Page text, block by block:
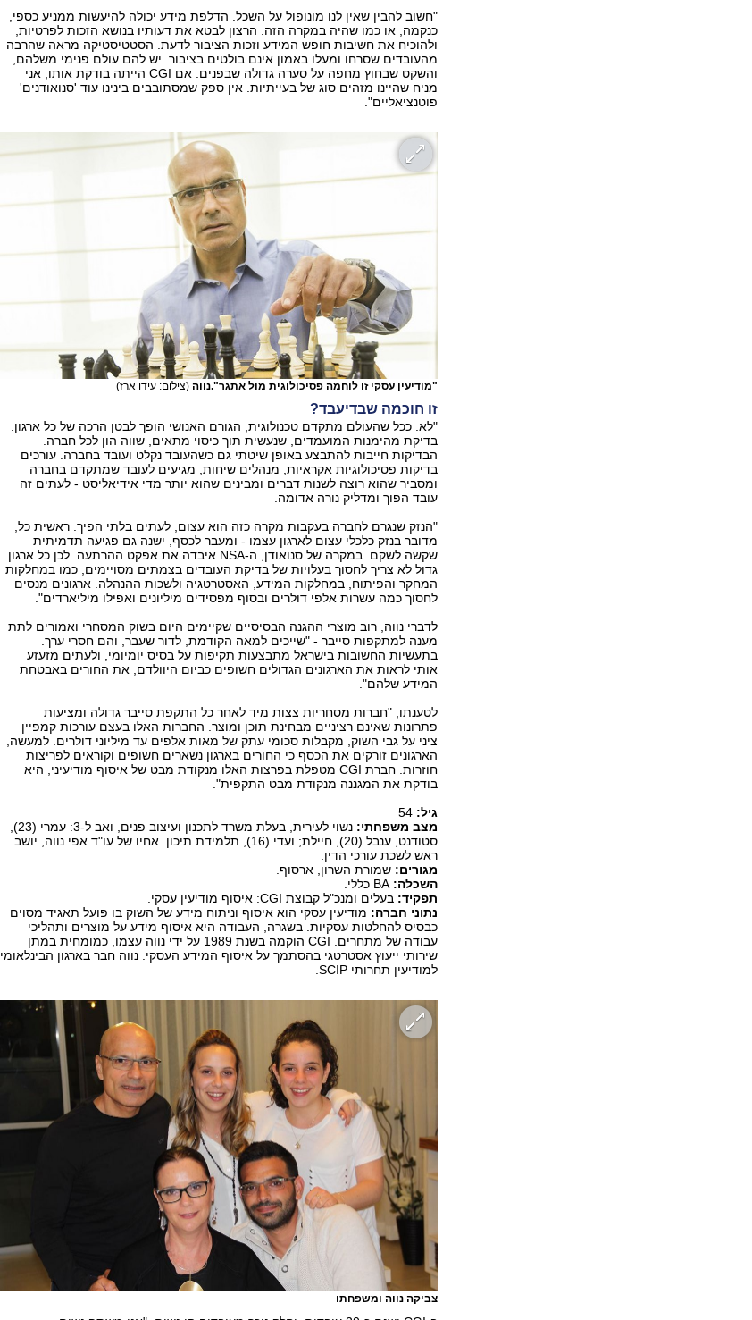
"חשוב להבין שאין לנו מונופול על השכל. הדלפת מידע יכולה להיעשות ממניע כספי,
כנקמה, או כמו שהיה במקרה הזה: הרצון לבטא את דעותיו בנושא הזכות לפרטיות,
ולהוכיח את חשיבות חופש המידע וזכות הציבור לדעת. הסטטיסטיקה מראה שהרבה
מהעובדים שסרחו ומעלו באמון אינם בולטים בציבור. יש להם עולם פנימי משלהם,
והשקט שבחוץ מחפה על סערה גדולה שבפנים. אם CGI הייתה בודקת אותו, אני
מניח שהיינו מזהים סוג של בעייתיות. אין ספק שמסתובבים בינינו עוד 'סנואודנים'
פוטנציאליים".
"מודיעין עסקי זו לוחמה פסיכולוגית מול אתגר".נווה (צילום: עידו ארז)
זו חוכמה שבדיעבד?
"לא. ככל שהעולם מתקדם טכנולוגית, הגורם האנושי הופך לבטן הרכה של כל ארגון.
בדיקת מהימנות המועמדים, שנעשית תוך כיסוי מתאים, שווה הון לכל חברה.
הבדיקות חייבות להתבצע באופן שיטתי גם כשהעובד נקלט ועובד בחברה. עורכים
בדיקות פסיכולוגיות אקראיות, מנהלים שיחות, מגיעים לעובד שמתקדם בחברה
ומסביר שהוא רוצה לשנות דברים ומבינים שהוא יותר מדי אידיאליסט - לעתים זה
עובד הפוך ומדליק נורה אדומה.
"הנזק שנגרם לחברה בעקבות מקרה כזה הוא עצום, לעתים בלתי הפיך. ראשית כל,
מדובר בנזק כלכלי עצום לארגון עצמו - ומעבר לכסף, ישנה גם פגיעה תדמיתית
שקשה לשקם. במקרה של סנואודן, ה-NSA איבדה את אפקט ההרתעה. לכן כל ארגון
גדול לא צריך לחסוך בעלויות של בדיקת העובדים בצמתים מסויימים, כמו במחלקות
המחקר והפיתוח, במחלקות המידע, האסטרטגיה ולשכות ההנהלה. ארגונים מנסים
לחסוך כמה עשרות אלפי דולרים ובסוף מפסידים מיליונים ואפילו מיליארדים".
לדברי נווה, רוב מוצרי ההגנה הבסיסיים שקיימים היום בשוק המסחרי ואמורים לתת
מענה למתקפות סייבר - "שייכים למאה הקודמת, לדור שעבר, והם חסרי ערך.
בתעשיות החשובות בישראל מתבצעות תקיפות על בסיס יומיומי, ולעתים מזעזע
אותי לראות את הארגונים הגדולים חשופים כביום היוולדם, את החורים באבטחת
המידע שלהם".
לטענתו, "חברות מסחריות צצות מיד לאחר כל התקפת סייבר גדולה ומציעות
פתרונות שאינם רציניים מבחינת תוכן ומוצר. החברות האלו בעצם עורכות קמפיין
ציני על גבי השוק, מקבלות סכומי עתק של מאות אלפים עד מיליוני דולרים. למעשה,
הארגונים זורקים את הכסף כי החורים בארגון נשארים חשופים וקוראים לפריצות
חוזרות. חברת CGI מטפלת בפרצות האלו מנקודת מבט של איסוף מודיעיני, היא
בודקת את המגננה מנקודת מבט התקפית".
גיל:
מצב משפחתי:
נשוי לעירית, בעלת משרד לתכנון ועיצוב פנים, ואב ל-3: עמרי (23),
סטודנט, ענבל (20), חיילת; ועדי (16), תלמידת תיכון. אחיו של עו"ד אפי נווה, יושב
ראש לשכת עורכי הדין.
מגורים: שמורת השרון, ארסוף.
השכלה:
תפקיד: בעלים ומנכ"ל קבוצת CGI: איסוף מודיעין עסקי.
נתוני חברה: מודיעין עסקי הוא איסוף וניתוח מידע של השוק בו פועל תאגיד מסוים
כבסיס להחלטות עסקיות. בשגרה, העבודה היא איסוף מידע על מוצרים ותהליכי
עבודה של מתחרים. CGI הוקמה בשנת 1989 על ידי נווה עצמו, כמומחית במתן
שירותי ייעוץ אסטרטגי בהסתמך על איסוף המידע העסקי. נווה חבר בארגון הבינלאומי
למודיעין תחרותי SCIP.
צביקה נווה ומשפחתו